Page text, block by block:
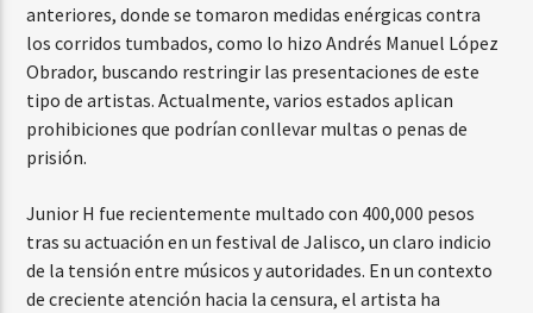
anteriores, donde se tomaron medidas enérgicas contra
los corridos tumbados, como lo hizo Andrés Manuel López
Obrador, buscando restringir las presentaciones de este
tipo de artistas. Actualmente, varios estados aplican
prohibiciones que podrían conllevar multas o penas de
prisión.
Junior H fue recientemente multado con 400,000 pesos
tras su actuación en un festival de Jalisco, un claro indicio
de la tensión entre músicos y autoridades. En un contexto
de creciente atención hacia la censura, el artista ha